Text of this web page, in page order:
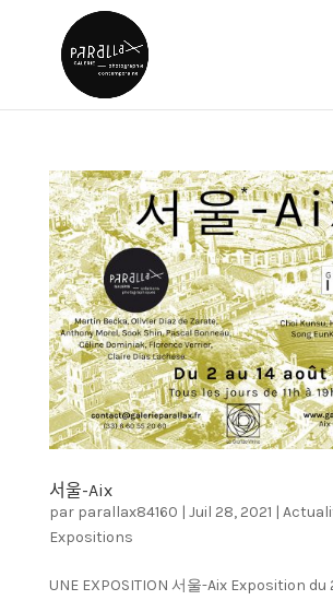
서울-Aix
par parallax84160 | Juil 28, 2021 |
Expositions
UNE EXPOSITION 서울-Aix Exposition du